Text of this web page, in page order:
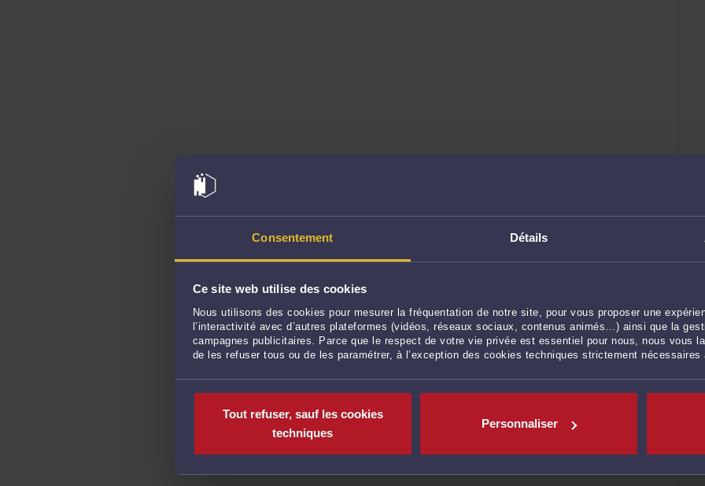
Consentement Détails
Ce site web utilise des cookies
Nous utilisons des cookies pour mesurer la fréquentation de notre site, pour vous proposer une
l’interactivité avec d’autres plateformes (vidéos, réseaux sociaux, contenus animés…) ainsi que la
campagnes publicitaires. Parce que le respect de votre vie privée est essentiel pour nous, nous vous
de les refuser tous ou de les paramétrer, à l’exception des cookies techniques strictement nécessaires
Tout refuser, sauf les cookies
techniques
Personnaliser